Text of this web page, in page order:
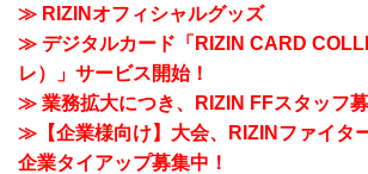
≫ RIZINオフィシャルグッズ
≫ デジタルカード「RIZIN CARD
レ）」サービス開始！
≫ 業務拡大につき、RIZIN FFスタッフ募
≫【企業様向け】大会、RIZINファイタ
企業タイアップ募集中！